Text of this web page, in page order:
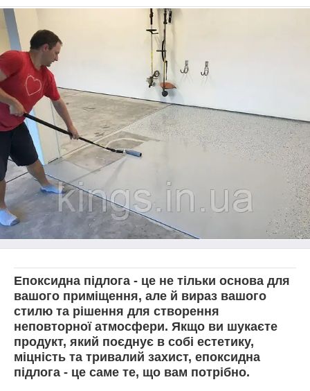
Епоксидна підлога - це не тільки основа для
вашого приміщення, але й вираз вашого
стилю та рішення для створення
неповторної атмосфери. Якщо ви шукаєте
продукт, який поєднує в собі естетику,
міцність та тривалий захист, епоксидна
підлога - це саме те, що вам потрібно.